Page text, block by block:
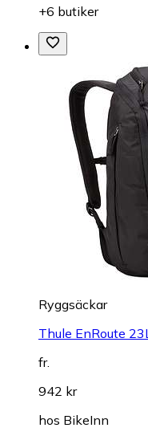
+6 butiker
Ryggsäckar
Thule EnRoute 23L
fr.
942 kr
hos BikeInn